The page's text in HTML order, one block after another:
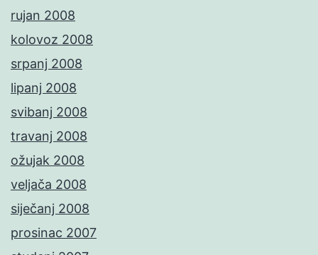
rujan 2008
kolovoz 2008
srpanj 2008
lipanj 2008
svibanj 2008
travanj 2008
ožujak 2008
veljača 2008
siječanj 2008
prosinac 2007